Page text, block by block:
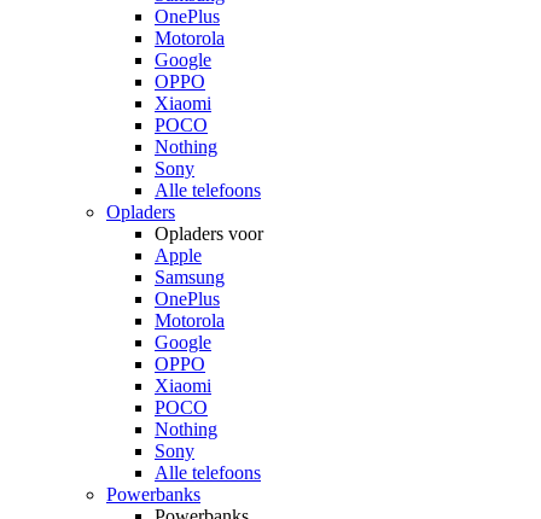
OnePlus
Motorola
Google
OPPO
Xiaomi
POCO
Nothing
Sony
Alle telefoons
Opladers
Opladers voor
Apple
Samsung
OnePlus
Motorola
Google
OPPO
Xiaomi
POCO
Nothing
Sony
Alle telefoons
Powerbanks